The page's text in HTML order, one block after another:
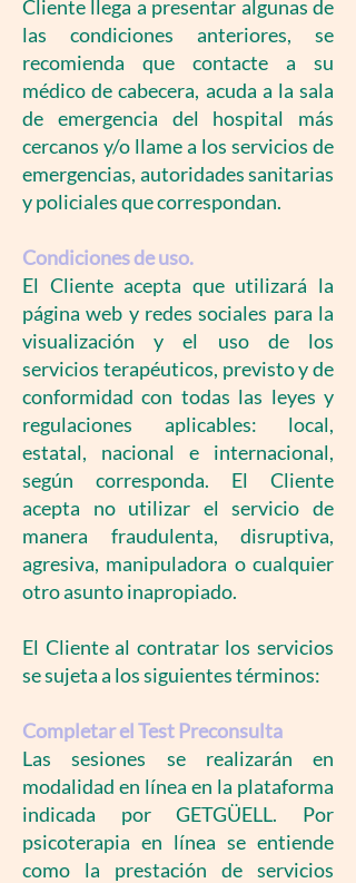
Cliente llega a presentar algunas de
las condiciones anteriores, se
recomienda que contacte a su
médico de cabecera, acuda a la sala
de emergencia del hospital más
cercanos y/o llame a los servicios de
emergencias, autoridades sanitarias
y policiales que correspondan.
Condiciones de uso.
El Cliente acepta que utilizará la
página web y redes sociales para la
visualización y el uso de los
servicios terapéuticos, previsto y de
conformidad con todas las leyes y
regulaciones aplicables: local,
estatal, nacional e internacional,
según corresponda. El Cliente
acepta no utilizar el servicio de
manera fraudulenta, disruptiva,
agresiva, manipuladora o cualquier
otro asunto inapropiado.
El Cliente al contratar los servicios
se sujeta a los siguientes términos:
Completar el Test Preconsulta
Las sesiones se realizarán en
modalidad en línea en la plataforma
indicada por GETGÜELL. Por
psicoterapia en línea se entiende
como la prestación de servicios